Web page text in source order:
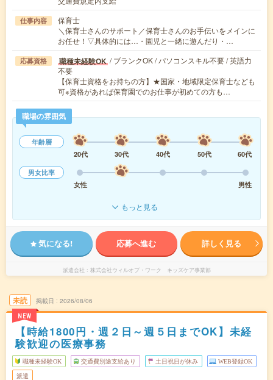
仕事内容
保育士
＼保育士さんのサポート／保育士さんのお手伝いをメインに
お任せ！▽具体的には…・園児と一緒に遊んだり・…
応募資格 職種未経験OK / ブランクOK / パソコンスキル不要 / 英語力
不要
【保育士資格をお持ちの方】★国家・地域限定保育士なども
可※資格があれば保育園でのお仕事が初めての方も…
職場の雰囲気
年齢層
20代
30代 40代 50代
60代
男女比率
女性
男性
もっと見る
気になる! 応募へ進む 詳しく見る
派遣会社 株式会社ウィルオブ・ワーク キッズケア事業部
未読
NEW
掲載日 2026/08/06
【時給1800円・週２日～週５日までOK】未経
験歓迎の医療事務
職種未経験OK 交通費別途支給あり 土日祝日が休み WEB登録OK
派遣